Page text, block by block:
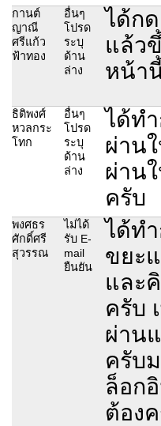
กานต์
ญาณี
ศรีแก้ว
ฟ้าทอง
อื่นๆ
โปรด
ระบุ
ด้าน
ล่าง
ได้ก
แล้ว
หน้า
ธิติพงศ์
หวลกระ
โทก
อื่นๆ
โปรด
ระบุ
ด้าน
ล่าง
ได้ท
ผ่าน
ผ่าน
ครับ
พงศธร
ศักดิ์ศรี
สุวรรณ
ไม่ได้
รับ E-
mail
ยืนยัน
ได้ท
ขยะ
และ
ครับ
ผ่าน
ครับ
ล็อก
ต้อง